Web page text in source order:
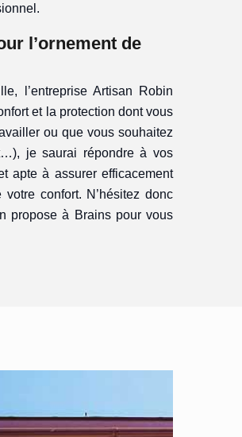
l’ornement de
l’entreprise Artisan Robin
et la protection dont vous
ou que vous souhaitez
je saurai répondre à vos
apte à assurer efficacement
confort. N’hésitez donc
propose à Brains pour vous